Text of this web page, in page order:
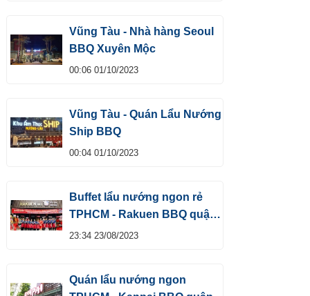
Vũng Tàu - Nhà hàng Seoul
BBQ Xuyên Mộc
00:06 01/10/2023
Vũng Tàu - Quán Lẩu Nướng
Ship BBQ
00:04 01/10/2023
Buffet lẩu nướng ngon rẻ
TPHCM - Rakuen BBQ quận
Tân Bình
23:34 23/08/2023
Quán lẩu nướng ngon